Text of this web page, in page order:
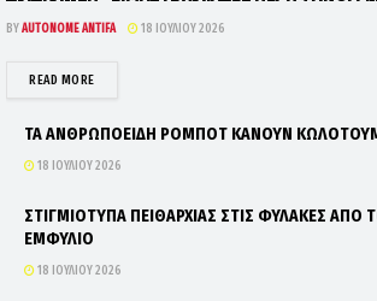
BYAUTONOME ANTIFA 18 ΙΟΥΛΊΟΥ 2026
READ MOREDETAILS
ΤΑ ΑΝΘΡΩΠΟΕΙΔΗ ΡΟΜΠΟΤ ΚΑΝΟΥΝ
18 ΙΟΥΛΊΟΥ 2026
ΣΤΙΓΜΙΟΤΥΠΑ ΠΕΙΘΑΡΧΙΑΣ ΣΤΙΣ ΦΥΛΑΚΕΣ
ΕΜΦΥΛΙΟ
18 ΙΟΥΛΊΟΥ 2026